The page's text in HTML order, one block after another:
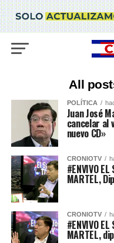
All
POLÍTICA
Juan José
cancelar al
nuevo CD»
CRONIOTV
#ENVIVO EL
MARTEL,
CRONIOTV
#ENVIVO EL
MARTEL,